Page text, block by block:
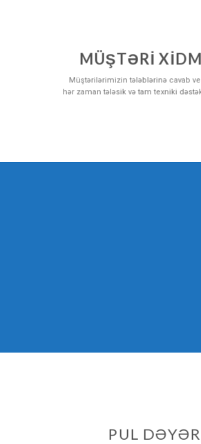
MÜŞTƏRİ
Müştərilərimizin tələblərinə cavab
hər zaman tələsik və tam texniki
PUL DƏYƏR